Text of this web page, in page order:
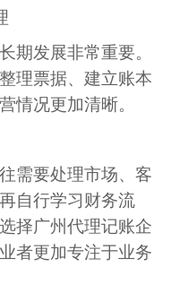
期发展非常重要。
理票据、建立账本
情况更加清晰。
需要处理市场、客
自行学习财务流
择广州代理记账企
者更加专注于业务